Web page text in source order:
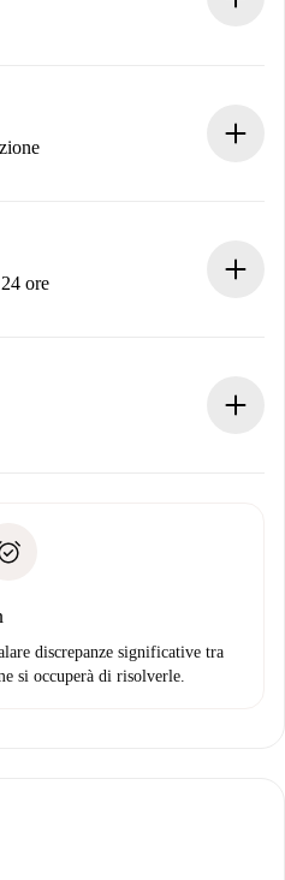
in anticipo.
ore
nulla e ti proporremo
discrepanze significative tra
si occuperà di risolverle.